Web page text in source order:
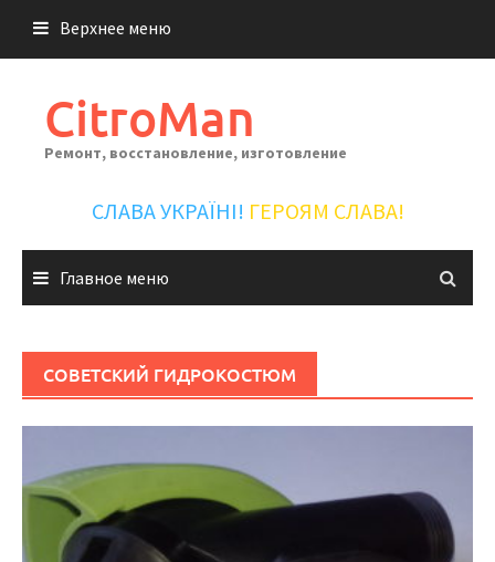
содержимому
Верхнее меню
CitroMan
Ремонт, восстановление, изготовление
СЛАВА УКРАЇНІ! ГЕРОЯМ СЛАВА!
Главное меню
СОВЕТСКИЙ ГИДРОКОСТЮМ